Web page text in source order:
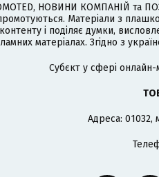
НОВИНИ КОМПАНІЙ та
промотуються. Матеріали з
і поділяє думки,
матеріалах. Згідно з
Cубєкт у сфері онлайн-
Адреса: 01032,